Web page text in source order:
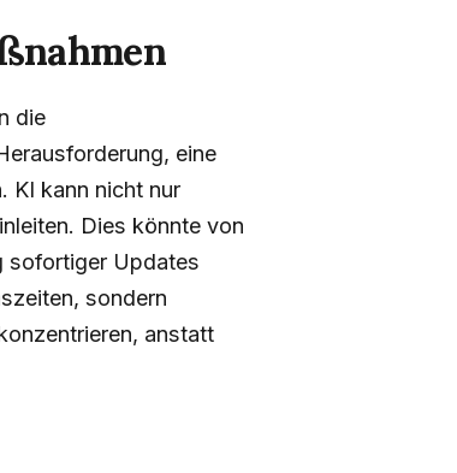
die
eine
KI kann nicht nur
Dies könnte von
sofortiger Updates
sondern
anstatt